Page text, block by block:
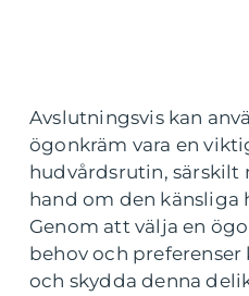
Avslutningsvis kan
ögonkräm vara en
hudvårdsrutin, särskilt
hand om den känsliga
Genom att välja en
behov och
och skydda denna